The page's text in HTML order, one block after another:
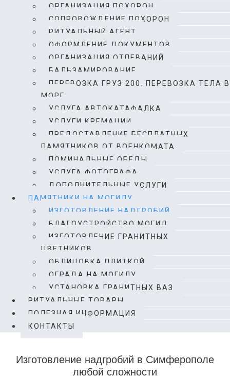
ОРГАНИЗАЦИЯ ПОХОРОН
CОПРОВОЖДЕНИЕ ПОХОРОН
РИТУАЛЬНЫЙ АГЕНТ
ОФОРМЛЕНИЕ ДОКУМЕНТОВ
ОРГАНИЗАЦИЯ ОТПЕВАНИЙ
БАЛЬЗАМИРОВАНИЕ
ПЕРЕВОЗКА ГРУЗ 200. ПЕРЕВОЗКА ТЕЛА В
МОРГ.​
УСЛУГА АВТОКАТАФАЛКА
УСЛУГИ КРЕМАЦИИ
ПРЕДОСТАВЛЕНИЕ БЕСПЛАТНЫХ
ПАМЯТНИКОВ ОТ ВОЕНКОМАТА
ПОМИНАЛЬНЫЕ ОБЕДЫ
УСЛУГА ФОТОГРАФА
ДОПОЛНИТЕЛЬНЫЕ УСЛУГИ
ПАМЯТНИКИ НА МОГИЛУ
ИЗГОТОВЛЕНИЕ НАДГРОБИЙ
БЛАГОУСТРОЙСТВО МОГИЛ
ИЗГОТОВЛЕНИЕ ГРАНИТНЫХ
ЦВЕТНИКОВ
ОБЛИЦОВКА ПЛИТКОЙ
ОГРАДА НА МОГИЛУ
УСТАНОВКА ГРАНИТНЫХ ВАЗ
РИТУАЛЬНЫЕ ТОВАРЫ
ПОЛЕЗНАЯ ИНФОРМАЦИЯ
КОНТАКТЫ
Изготовление надгробий в Симферополе
любой сложности